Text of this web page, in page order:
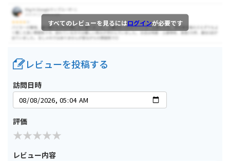
すべてのレビューを見るにはログインが必要です
レビューを投稿する
訪問日時
評価
レビュー内容